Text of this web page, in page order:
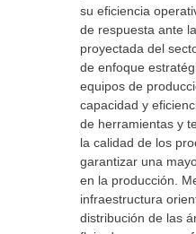
su eficiencia
de respuesta ante
proyectada del
de enfoque
equipos de
capacidad y
de herramientas y
la calidad de los
garantizar una
en la producción.
infraestructura
distribución de las